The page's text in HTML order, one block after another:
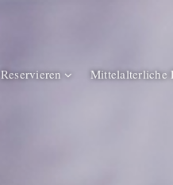
Reservieren Mittelalterliche